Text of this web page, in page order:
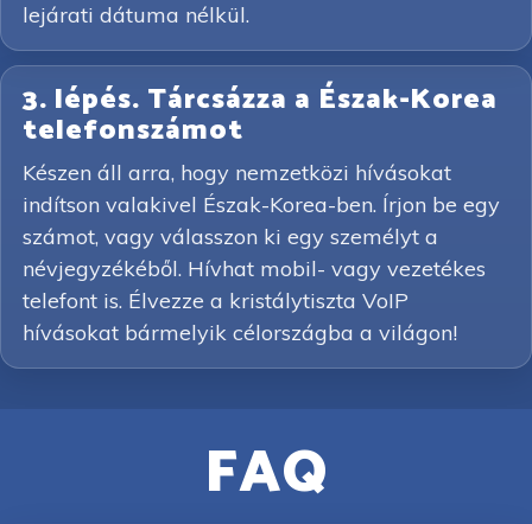
lejárati dátuma nélkül.
3. lépés. Tárcsázza a Észak-Korea
telefonszámot
Készen áll arra, hogy nemzetközi hívásokat
indítson valakivel Észak-Korea-ben. Írjon be egy
számot, vagy válasszon ki egy személyt a
névjegyzékéből. Hívhat mobil- vagy vezetékes
telefont is. Élvezze a kristálytiszta VoIP
hívásokat bármelyik célországba a világon!
FAQ